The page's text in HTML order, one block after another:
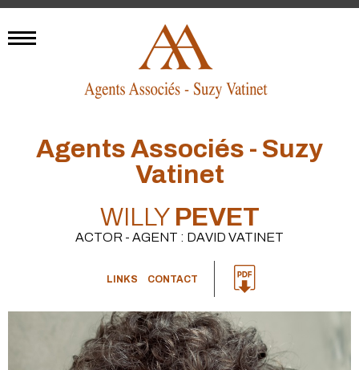
Agents Associés - Suzy
Vatinet
WILLYPEVET
ACTOR - AGENT : DAVID VATINET
LINKS CONTACT